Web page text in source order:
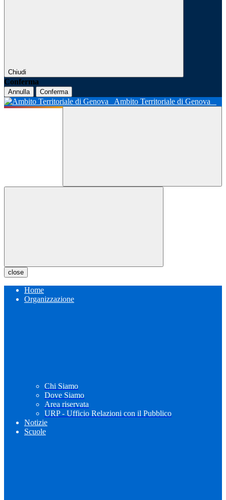
Chiudi
Conferma
Annulla Conferma
Ambito Territoriale di Genova
close
Home
Organizzazione
Chi Siamo
Dove Siamo
Area riservata
URP - Ufficio Relazioni con il Pubblico
Notizie
Scuole